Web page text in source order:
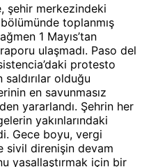
şehir merkezindeki
toplanmış
1 Mayıs’tan
ulaşmadı. Paso del
protesto
olduğu
en savunmasız
yararlandı. Şehrin her
yakınlarındaki
Gece boyu, vergi
sivil direnişin devam
yasallaştırmak için bir